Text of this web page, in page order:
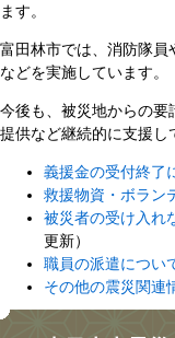
ます。
富田林市では、消防隊員
などを実施しています。
今後も、被災地からの要
提供など継続的に支援し
義援金の受付終了
救援物資・ボラン
被災者の受け入れ
更新）
職員の派遣につい
その他の震災関連